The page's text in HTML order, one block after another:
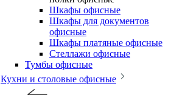
Шкафы офисные
Шкафы для документов
офисные
Шкафы платяные офисные
Стеллажи офисные
Тумбы офисные
Кухни и столовые офисные